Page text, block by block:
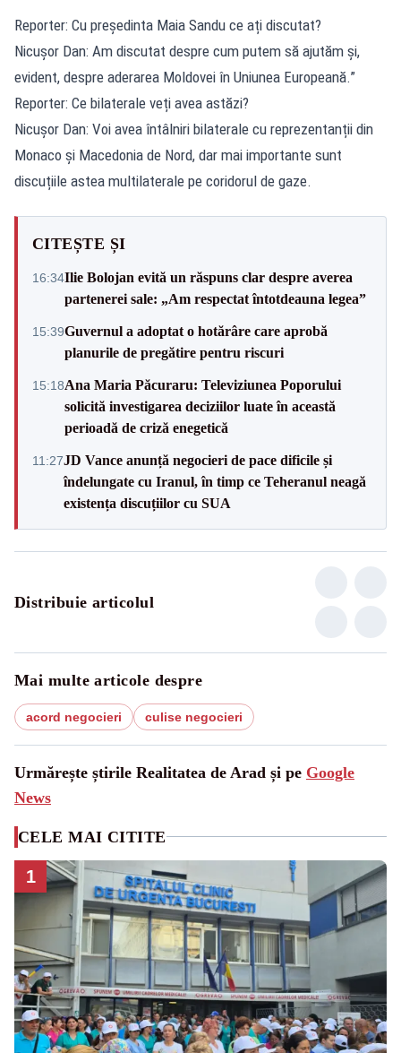
Reporter: Cu președinta Maia Sandu ce ați discutat?
Nicușor Dan: Am discutat despre cum putem să ajutăm și,
evident, despre aderarea Moldovei în Uniunea Europeană.”
Reporter: Ce bilaterale veți avea astăzi?
Nicușor Dan: Voi avea întâlniri bilaterale cu reprezentanții din
Monaco și Macedonia de Nord, dar mai importante sunt
discuțiile astea multilaterale pe coridorul de gaze.
CITEȘTE ȘI
16:34Ilie Bolojan evită un răspuns clar despre averea
partenerei sale: „Am respectat întotdeauna legea”
15:39Guvernul a adoptat o hotărâre care aprobă
planurile de pregătire pentru riscuri
15:18Ana Maria Păcuraru: Televiziunea Poporului
solicită investigarea deciziilor luate în această
perioadă de criză enegetică
11:27JD Vance anunță negocieri de pace dificile și
îndelungate cu Iranul, în timp ce Teheranul neagă
existența discuțiilor cu SUA
Distribuie articolul
Mai multe articole despre
acord negocieri culise negocieri
Urmărește știrile Realitatea de Arad și pe Google
News
CELE MAI CITITE
1